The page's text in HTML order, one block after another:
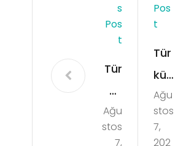
S
Pos
T
Tür
kü
Evle
rind
Ağu
stos
7,
Pos
T
Tür
kü
Evle
rind
e
Ağu
stos
7,
202